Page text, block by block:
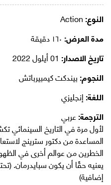
النوع:
مدة العرض:
تاريخ الاصدار:
النجوم:بيندكت كيمبيرباتش
اللغة:إنجليزي
الترجمة:عربي
لأول مرة في التاريخ السينمائي
المساعدة من دكتور سترينج
الخطرين من عوالم أخرى في
يعنيه حقًا أن يكون سبايدرمان.
إضافية)